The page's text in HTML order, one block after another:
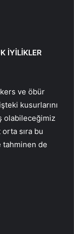
İYİLİKLER
ve öbür
kusurlarını
olabileceğimiz
sıra bu
de